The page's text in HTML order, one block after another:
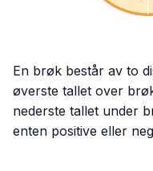
En brøk består av to
øverste tallet over
nederste tallet under
enten positive eller